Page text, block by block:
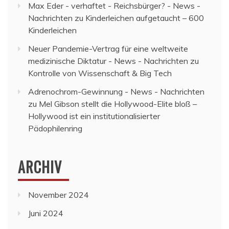
Max Eder - verhaftet - Reichsbürger? - News -
Nachrichten zu Kinderleichen aufgetaucht – 600
Kinderleichen
Neuer Pandemie-Vertrag für eine weltweite
medizinische Diktatur - News - Nachrichten zu
Kontrolle von Wissenschaft & Big Tech
Adrenochrom-Gewinnung - News - Nachrichten
zu Mel Gibson stellt die Hollywood-Elite bloß –
Hollywood ist ein institutionalisierter
Pädophilenring
ARCHIV
November 2024
Juni 2024